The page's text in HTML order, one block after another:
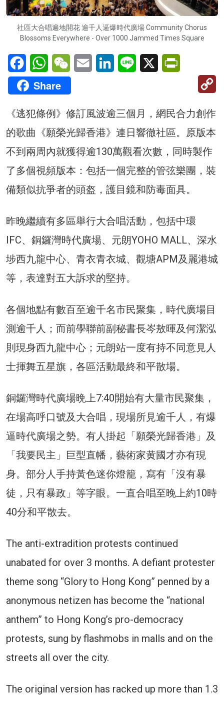
社區大合唱遍地開花 逾千人逼爆時代廣場 Community Chorus
Blossoms Everywhere - Over 1000 Jammed Times Square
FacebookWhatsAppWeChatEmail LinkedInLine X
Share
《逃犯條例》修訂風波逾三個月，網民合力創作
的歌曲《願榮光歸香港》連日響徹社區。原版本
不到兩周內就獲得逾130萬觀看次數，同時製作
了多個視頻版本：包括一個完整的管弦樂團，裝
備類似抗爭者的頭盔，護目鏡和防毒面具。
昨晚繼續有多區舉行大合唱活動，包括中環
IFC、銅鑼灣時代廣場、元朗YOHO MALL、深水
埗西九龍中心、青衣青衣城、觀塘APM及麗港城
等，表達對五大訴求的堅持。
各個地點有數百至逾千名市民聚集，時代廣場目
測逾千人；而前學聯前副秘書長岑敖暉及何潔泓
則現身西九龍中心；元朗站一度有持不同意見人
士揮舞五星旗，各區活動最終和平散場。
銅鑼灣時代廣場晩上7:40開始有大量市民聚集，
在場高呼口號及大合唱，現場所見逾千人，有爆
逼時代廣場之勢。有人掛起「願榮光歸香港」及
「我要民主」巨型直幡，藝術家黄國才亦有現
身。部分人手持黃色迷你燈籠，寫有「沒有暴
徒，只有暴政」等字眼。一直合唱至晚上約10時
40分和平散去。
The anti-extradition protests continued
unabated for over 3 months. A defiant protester
theme song “Glory to Hong Kong” penned by a
anonymous netizen has become the “national
anthem” to Hong Kong’s pro-democracy
protests, sung by flashmobs in malls and on the
streets all over the city.
The original version has racked up more than 1.3